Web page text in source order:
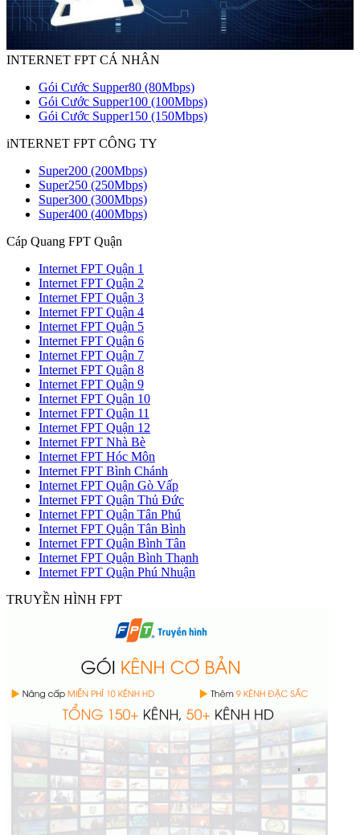
INTERNET FPT CÁ NHÂN
Gói Cước Supper80 (80Mbps)
Gói Cước Supper100 (100Mbps)
Gói Cước Supper150 (150Mbps)
iNTERNET FPT CÔNG TY
Super200 (200Mbps)
Super250 (250Mbps)
Super300 (300Mbps)
Super400 (400Mbps)
Cáp Quang FPT Quận
Internet FPT Quận 1
Internet FPT Quận 2
Internet FPT Quận 3
Internet FPT Quận 4
Internet FPT Quận 5
Internet FPT Quận 6
Internet FPT Quận 7
Internet FPT Quận 8
Internet FPT Quận 9
Internet FPT Quận 10
Internet FPT Quận 11
Internet FPT Quận 12
Internet FPT Nhà Bè
Internet FPT Hóc Môn
Internet FPT Bình Chánh
Internet FPT Quận Gò Vấp
Internet FPT Quận Thủ Đức
Internet FPT Quận Tân Phú
Internet FPT Quận Tân Bình
Internet FPT Quận Bình Tân
Internet FPT Quận Bình Thạnh
Internet FPT Quận Phú Nhuận
TRUYỀN HÌNH FPT